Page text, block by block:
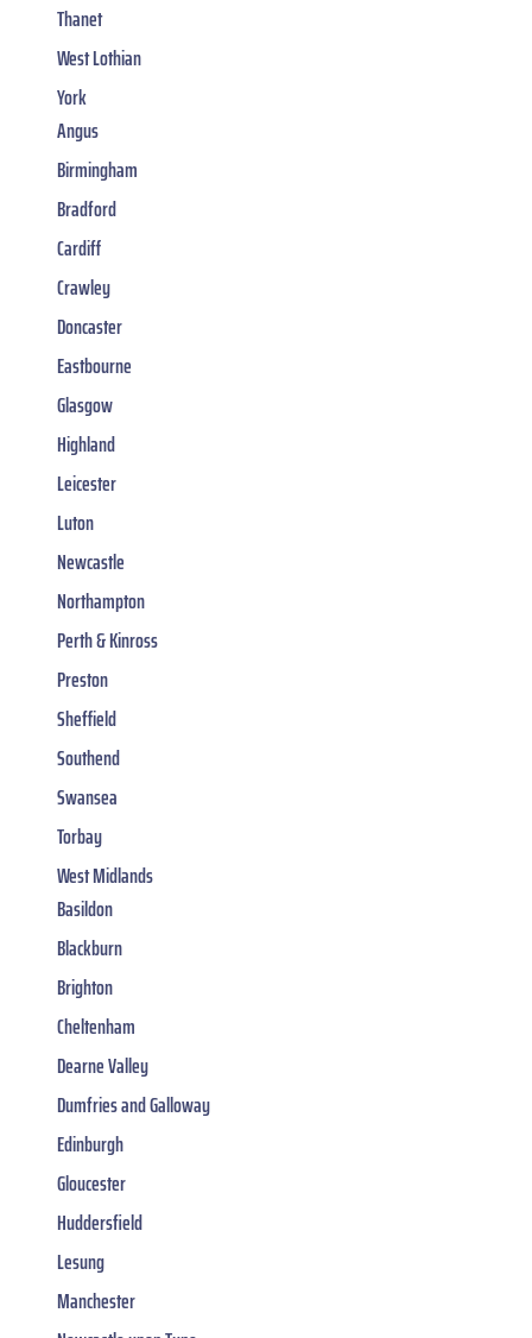
Thanet
West Lothian
York
Angus
Birmingham
Bradford
Cardiff
Crawley
Doncaster
Eastbourne
Glasgow
Highland
Leicester
Luton
Newcastle
Northampton
Perth & Kinross
Preston
Sheffield
Southend
Swansea
Torbay
West Midlands
Basildon
Blackburn
Brighton
Cheltenham
Dearne Valley
Dumfries and Galloway
Edinburgh
Gloucester
Huddersfield
Lesung
Manchester